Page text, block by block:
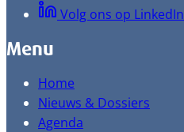
Volg ons op LinkedIn
Menu
Home
Nieuws & Dossiers
Agenda